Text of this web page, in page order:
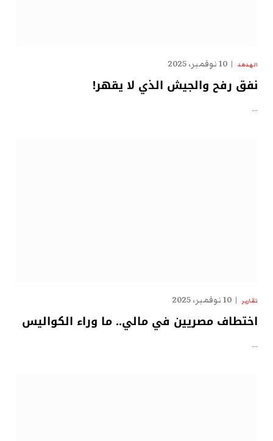
الهدهد 10 نوفمبر، 2025
نفق رفح والجيش الذي لا يقهر!
…
تقارير 10 نوفمبر، 2025
اختطاف مصريين في مالي.. ما وراء الكواليس
…